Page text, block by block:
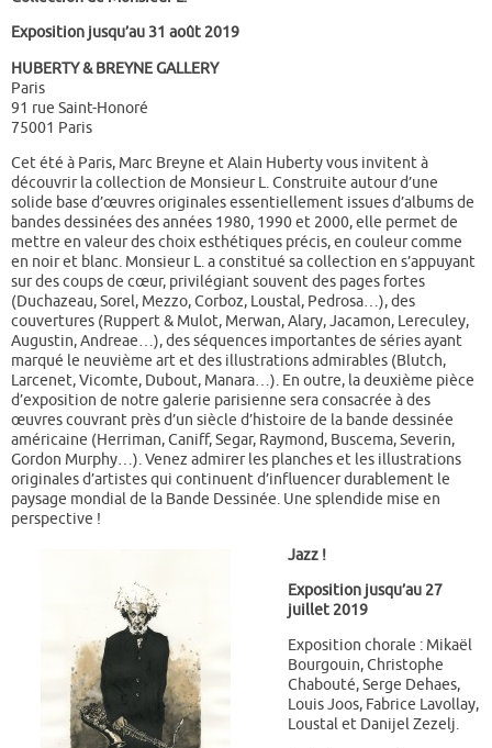
Exposition jusqu’au 31 août 2019
HUBERTY & BREYNE GALLERY
Paris
91 rue Saint-Honoré
75001 Paris
Cet été à Paris, Marc Breyne et Alain Huberty vous invitent à
découvrir la collection de Monsieur L. Construite autour d’une
solide base d’œuvres originales essentiellement issues d’albums de
bandes dessinées des années 1980, 1990 et 2000, elle permet de
mettre en valeur des choix esthétiques précis, en couleur comme
en noir et blanc. Monsieur L. a constitué sa collection en s’appuyant
sur des coups de cœur, privilégiant souvent des pages fortes
(Duchazeau, Sorel, Mezzo, Corboz, Loustal, Pedrosa…), des
couvertures (Ruppert & Mulot, Merwan, Alary, Jacamon, Lereculey,
Augustin, Andreae…), des séquences importantes de séries ayant
marqué le neuvième art et des illustrations admirables (Blutch,
Larcenet, Vicomte, Dubout, Manara…). En outre, la deuxième pièce
d’exposition de notre galerie parisienne sera consacrée à des
œuvres couvrant près d’un siècle d’histoire de la bande dessinée
américaine (Herriman, Caniff, Segar, Raymond, Buscema, Severin,
Gordon Murphy…). Venez admirer les planches et les illustrations
originales d’artistes qui continuent d’influencer durablement le
paysage mondial de la Bande Dessinée. Une splendide mise en
perspective !
Jazz !
Exposition jusqu’au 27
juillet 2019
Exposition chorale : Mikaël
Bourgouin, Christophe
Chabouté, Serge Dehaes,
Louis Joos, Fabrice Lavollay,
Loustal et Danijel Zezelj.